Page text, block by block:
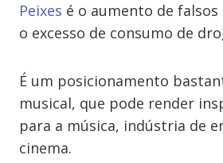
Peixes é o aumento de
o excesso de consumo de
É um posicionamento
musical, que pode render
para a música, indústria de
cinema.